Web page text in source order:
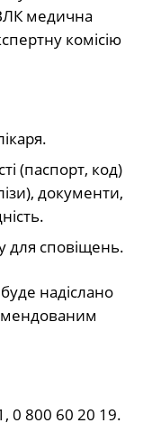
медична
комісію
(паспорт, код)
документи,
для сповіщень.
надіслано
0 800 60 20 19.